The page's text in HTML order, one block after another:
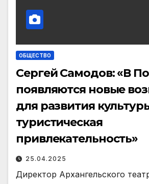
ОБЩЕСТВО
Сергей Самодов: «В
появляются новые
для развития
туристическая
привлекательность»
25.04.2025
Директор Архангельского